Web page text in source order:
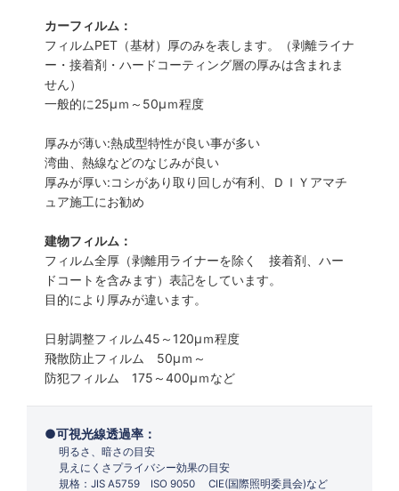
カーフィルム：
フィルムPET（基材）厚のみを表します。（剥離ライナ
ー・接着剤・ハードコーティング層の厚みは含まれま
せん）
一般的に25µｍ～50µｍ程度
厚みが薄い:熱成型特性が良い事が多い
湾曲、熱線などのなじみが良い
厚みが厚い:コシがあり取り回しが有利、ＤＩＹアマチ
ュア施工にお勧め
建物フィルム：
フィルム全厚（剥離用ライナーを除く 接着剤、ハー
ドコートを含みます）表記をしています。
目的により厚みが違います。
日射調整フィルム45～120µｍ程度
飛散防止フィルム 50µｍ～
防犯フィルム 175～400µｍなど
可視光線透過率：
明るさ、暗さの目安
見えにくさプライバシー効果の目安
規格：JIS A5759 ISO 9050 CIE(国際照明委員会)など